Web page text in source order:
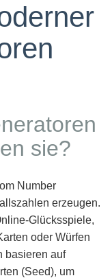
sie?
Number
erzeugen.
Glücksspiele,
oder Würfen
basieren auf
(Seed), um